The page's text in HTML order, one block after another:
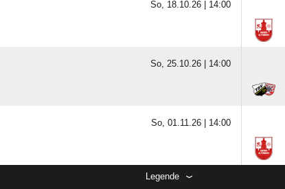
So, 18.10.26 | 14:00
So, 25.10.26 | 14:00
So, 01.11.26 | 14:00
Legende